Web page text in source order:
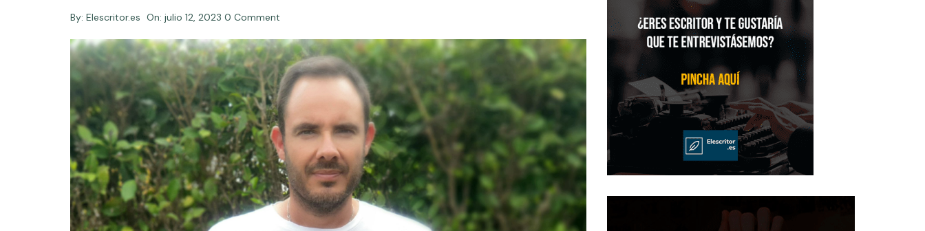
By: Elescritor.es On: julio 12, 2023 0 Comment